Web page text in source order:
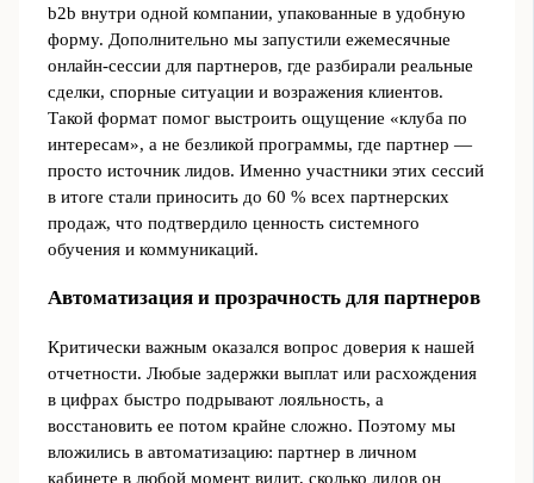
b2b внутри одной компании, упакованные в удобную
форму. Дополнительно мы запустили ежемесячные
онлайн-сессии для партнеров, где разбирали реальные
сделки, спорные ситуации и возражения клиентов.
Такой формат помог выстроить ощущение «клуба по
интересам», а не безликой программы, где партнер —
просто источник лидов. Именно участники этих сессий
в итоге стали приносить до 60 % всех партнерских
продаж, что подтвердило ценность системного
обучения и коммуникаций.
Автоматизация и прозрачность для партнеров
Критически важным оказался вопрос доверия к нашей
отчетности. Любые задержки выплат или расхождения
в цифрах быстро подрывают лояльность, а
восстановить ее потом крайне сложно. Поэтому мы
вложились в автоматизацию: партнер в личном
кабинете в любой момент видит, сколько лидов он